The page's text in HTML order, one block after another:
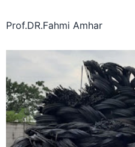
Prof.DR.Fahmi Amhar